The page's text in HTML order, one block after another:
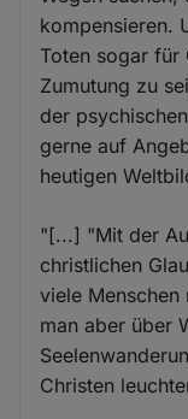
kompensieren.
Toten sogar für
Zumutung zu
der
gerne auf
heutigen
"[...] "Mit der
christlichen
viele Menschen
man aber über
Christen